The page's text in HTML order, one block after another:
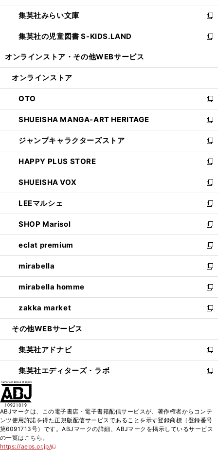
開
く
ウ
で
開
く
ン
ド
ウ
で
ウ
ィ
ン
ド
開
集英社みらい文庫
新
し
い
ン
ウ
で
開
く
集英社の児童図書 S-KIDS.LAND
新
ウ
ン
ド
ウ
で
開
く
オンラインストア・ その他WEBサービス
オンラインストア
OTO
新
し
い
ウ
ィ
ン
ド
ウ
で
開
く
SHUEISHA MANGA-ART HERITAGE
新
し
い
ウ
ィ
ン
ド
ウ
で
開
く
ジャンプキャラクターズストア
新
し
い
ウ
ィ
ン
ド
ウ
で
開
く
HAPPY PLUS STORE
新
し
い
ウ
ィ
ン
ド
ウ
で
開
く
SHUEISHA VOX
新
し
い
ウ
ィ
ン
ド
ウ
で
開
く
LEEマルシェ
新
し
い
ウ
ィ
ン
ド
ウ
で
開
く
SHOP Marisol
新
し
い
ウ
ィ
ン
ド
ウ
で
開
eclat premium
新
し
い
ウ
ィ
ン
ド
ウ
開
く
mirabella
新
し
い
ウ
ィ
ン
ウ
で
開
く
mirabella homme
新
し
い
ウ
ン
ド
ウ
で
zakka market
新
し
ウ
ィ
ン
ド
く
その他WEBサービス
集英社アドナビ
新
し
い
ド
ウ
で
集英社エディターズ・ラボ
新
ィ
ン
ド
ABJマークは、この電子書店・電子書籍配信サービスが、著作権者からコンテ
ンツ使用許諾を得た正規版配信サービスであることを示す登録商標（登録番号
第6091713号）です。ABJマークの詳細、ABJマークを掲示しているサービス
の一覧はこちら。
https://aebs.or.jp/
新